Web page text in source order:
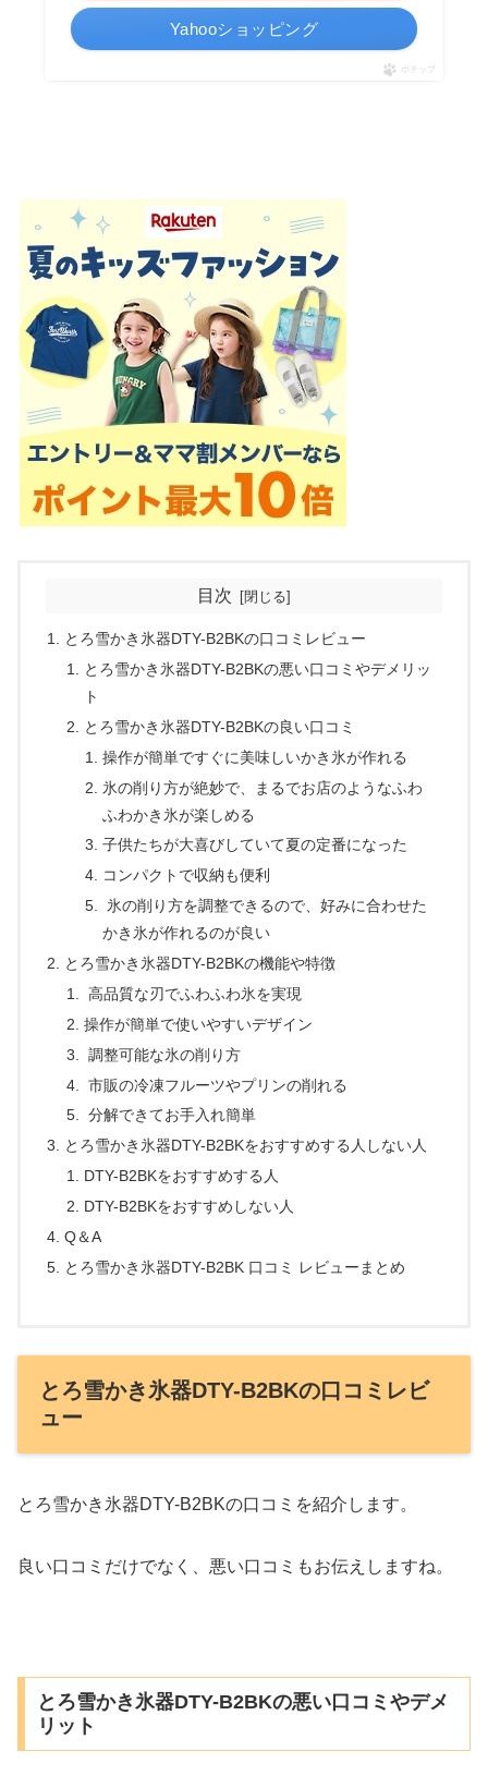
Yahooショッピング
ポチップ
目次
とろ雪かき氷器DTY-B2BKの口コミレビュー
とろ雪かき氷器DTY-B2BKの悪い口コミやデメリッ
ト
とろ雪かき氷器DTY-B2BKの良い口コミ
操作が簡単ですぐに美味しいかき氷が作れる
氷の削り方が絶妙で、まるでお店のようなふわ
ふわかき氷が楽しめる
子供たちが大喜びしていて夏の定番になった
コンパクトで収納も便利
氷の削り方を調整できるので、好みに合わせた
かき氷が作れるのが良い
とろ雪かき氷器DTY-B2BKの機能や特徴
高品質な刃でふわふわ氷を実現
操作が簡単で使いやすいデザイン
調整可能な氷の削り方
市販の冷凍フルーツやプリンの削れる
分解できてお手入れ簡単
とろ雪かき氷器DTY-B2BKをおすすめする人しない人
DTY-B2BKをおすすめする人
DTY-B2BKをおすすめしない人
Q＆A
とろ雪かき氷器DTY-B2BK 口コミ レビューまとめ
とろ雪かき氷器DTY-B2BKの口コミレビ
ュー
とろ雪かき氷器DTY-B2BKの口コミを紹介します。
良い口コミだけでなく、悪い口コミもお伝えしますね。
とろ雪かき氷器DTY-B2BKの悪い口コミやデメ
リット